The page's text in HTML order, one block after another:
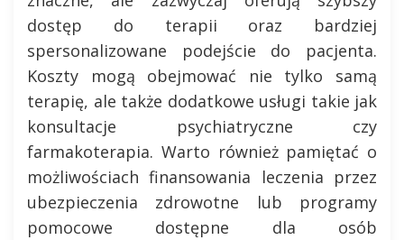
dostęp do terapii oraz bardziej
spersonalizowane podejście do pacjenta.
Koszty mogą obejmować nie tylko samą
terapię, ale także dodatkowe usługi takie jak
konsultacje psychiatryczne czy
farmakoterapia. Warto również pamiętać o
możliwościach finansowania leczenia przez
ubezpieczenia zdrowotne lub programy
pomocowe dostępne dla osób